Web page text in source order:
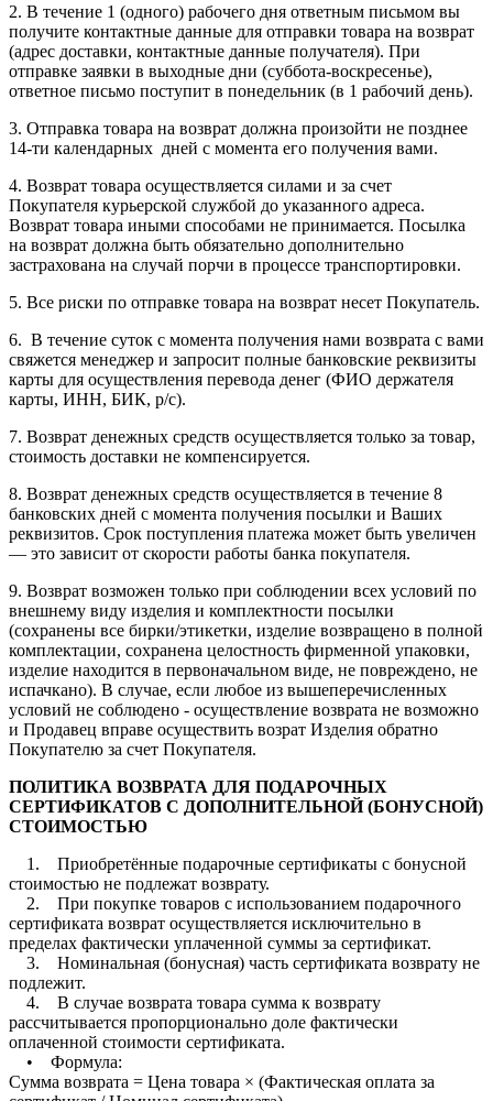
2. В течение 1 (одного) рабочего дня ответным письмом вы
получите контактные данные для отправки товара на возврат
(адрес доставки, контактные данные получателя). При
отправке заявки в выходные дни (суббота-воскресенье),
ответное письмо поступит в понедельник (в 1 рабочий день).
3. Отправка товара на возврат должна произойти не позднее
14-ти календарных дней с момента его получения вами.
4. Возврат товара осуществляется силами и за счет
Покупателя курьерской службой до указанного адреса.
Возврат товара иными способами не принимается. Посылка
на возврат должна быть обязательно дополнительно
застрахована на случай порчи в процессе транспортировки.
5. Все риски по отправке товара на возврат несет Покупатель.
6. В течение суток с момента получения нами возврата с вами
свяжется менеджер и запросит полные банковские реквизиты
карты для осуществления перевода денег (ФИО держателя
карты, ИНН, БИК, р/с).
7. Возврат денежных средств осуществляется только за товар,
стоимость доставки не компенсируется.
8. Возврат денежных средств осуществляется в течение 8
банковских дней с момента получения посылки и Ваших
реквизитов. Срок поступления платежа может быть увеличен
— это зависит от скорости работы банка покупателя.
9. Возврат возможен только при соблюдении всех условий по
внешнему виду изделия и комплектности посылки
(сохранены все бирки/этикетки, изделие возвращено в полной
комплектации, сохранена целостность фирменной упаковки,
изделие находится в первоначальном виде, не повреждено, не
испачкано). В случае, если любое из вышеперечисленных
условий не соблюдено - осуществление возврата не возможно
и Продавец вправе осуществить возрат Изделия обратно
Покупателю за счет Покупателя.
ПОЛИТИКА ВОЗВРАТА ДЛЯ ПОДАРОЧНЫХ
СЕРТИФИКАТОВ С ДОПОЛНИТЕЛЬНОЙ (БОНУСНОЙ)
СТОИМОСТЬЮ
1. Приобретённые подарочные сертификаты с бонусной
стоимостью не подлежат возврату.
2. При покупке товаров с использованием подарочного
сертификата возврат осуществляется исключительно в
пределах фактически уплаченной суммы за сертификат.
3. Номинальная (бонусная) часть сертификата возврату не
подлежит.
4. В случае возврата товара сумма к возврату
рассчитывается пропорционально доле фактически
оплаченной стоимости сертификата.
• Формула:
Сумма возврата = Цена товара × (Фактическая оплата за